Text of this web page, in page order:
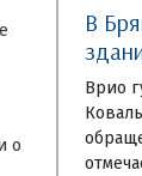
о
В
Врио